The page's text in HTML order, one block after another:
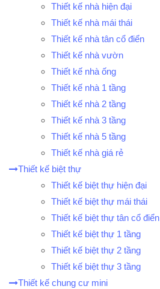
Thiết kế nhà hiện đại
Thiết kế nhà mái thái
Thiết kế nhà tân cổ điển
Thiết kế nhà vườn
Thiết kế nhà ống
Thiết kế nhà 1 tầng
Thiết kế nhà 2 tầng
Thiết kế nhà 3 tầng
Thiết kế nhà 5 tầng
Thiết kế nhà giá rẻ
Thiết kế biệt thự
Thiết kế biệt thự hiện đại
Thiết kế biệt thự mái thái
Thiết kế biệt thự tân cổ điển
Thiết kế biệt thự 1 tầng
Thiết kế biệt thự 2 tầng
Thiết kế biệt thự 3 tầng
Thiết kế chung cư mini